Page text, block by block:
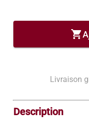
shopping_cart
Livraison
Description